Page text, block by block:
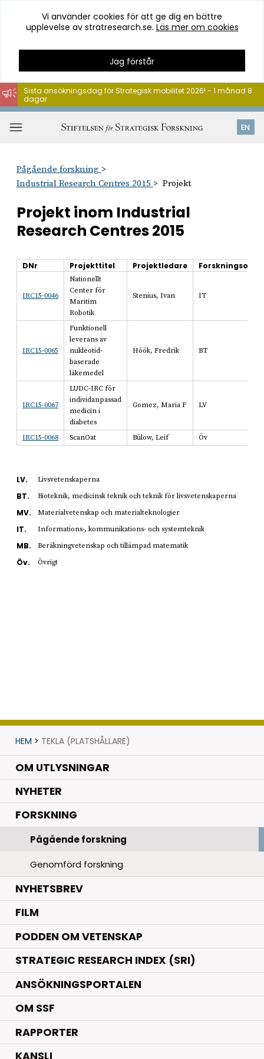
Hoppa
till
innehåll
Vi använder cookies för att ge dig en bättre
upplevelse av stratresearch.se. Läs mer om cookies
Jag förstår
EN
Sista ansökningsdag för Strategisk mobilitet 2026! - 1 månad 8
dagar
Pågående forskning
Industrial Research Centres 2015
Projekt
Projekt inom Industrial
Research Centres 2015
DNr Projekttitel Projektledare
IRC15-0046
Nationellt
Center för
Maritim
Robotik
Stenius, Ivan IT
IRC15-0065
Funktionell
leverans av
nukleotid-
baserade
läkemedel
Höök, Fredrik BT
IRC15-0067
LUDC-IRC för
individanpassad
medicin i
diabetes
Gomez, Maria F LV
IRC15-0068 ScanOat Bülow, Leif Öv
LV. Livsvetenskaperna
BT. Bioteknik, medicinsk teknik och teknik för livsvetenskaperna
MV. Materialvetenskap och materialteknologier
IT. Informations-, kommunikations- och systemteknik
MB. Beräkningvetenskap och tillämpad matematik
Öv. Övrigt
HEM > TEKLA (PLATSHÅLLARE)
OM UTLYSNINGAR
NYHETER.
FORSKNING.
Pågående forskning
Genomförd forskning
NYHETSBREV
FILM
PODDEN OM VETENSKAP
STRATEGIC RESEARCH INDEX (SRI)
ANSÖKNINGSPORTALEN
OM SSF
RAPPORTER
KANSLI